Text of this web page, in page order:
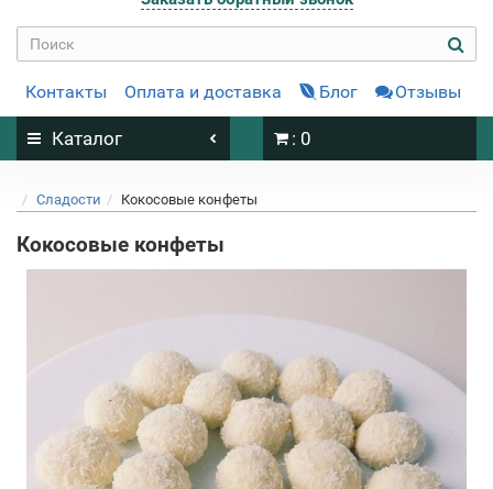
Контакты Оплата и доставка Блог Отзывы
Каталог : 0
Сладости Кокосовые конфеты
Кокосовые конфеты